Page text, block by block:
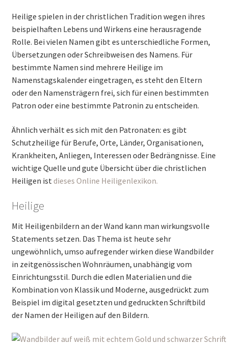
Heilige spielen in der christlichen Tradition wegen ihres
beispielhaften Lebens und Wirkens eine herausragende
Rolle. Bei vielen Namen gibt es unterschiedliche Formen,
Übersetzungen oder Schreibweisen des Namens. Für
bestimmte Namen sind mehrere Heilige im
Namenstagskalender eingetragen, es steht den Eltern
oder den Namensträgern frei, sich für einen bestimmten
Patron oder eine bestimmte Patronin zu entscheiden.
Ähnlich verhält es sich mit den Patronaten: es gibt
Schutzheilige für Berufe, Orte, Länder, Organisationen,
Krankheiten, Anliegen, Interessen oder Bedrängnisse. Eine
wichtige Quelle und gute Übersicht über die christlichen
Heiligen ist dieses Online Heiligenlexikon.
Heilige
Mit Heiligenbildern an der Wand kann man wirkungsvolle
Statements setzen. Das Thema ist heute sehr
ungewöhnlich, umso aufregender wirken diese Wandbilder
in zeitgenössischen Wohnräumen, unabhängig vom
Einrichtungsstil. Durch die edlen Materialien und die
Kombination von Klassik und Moderne, ausgedrückt zum
Beispiel im digital gesetzten und gedruckten Schriftbild
der Namen der Heiligen auf den Bildern.